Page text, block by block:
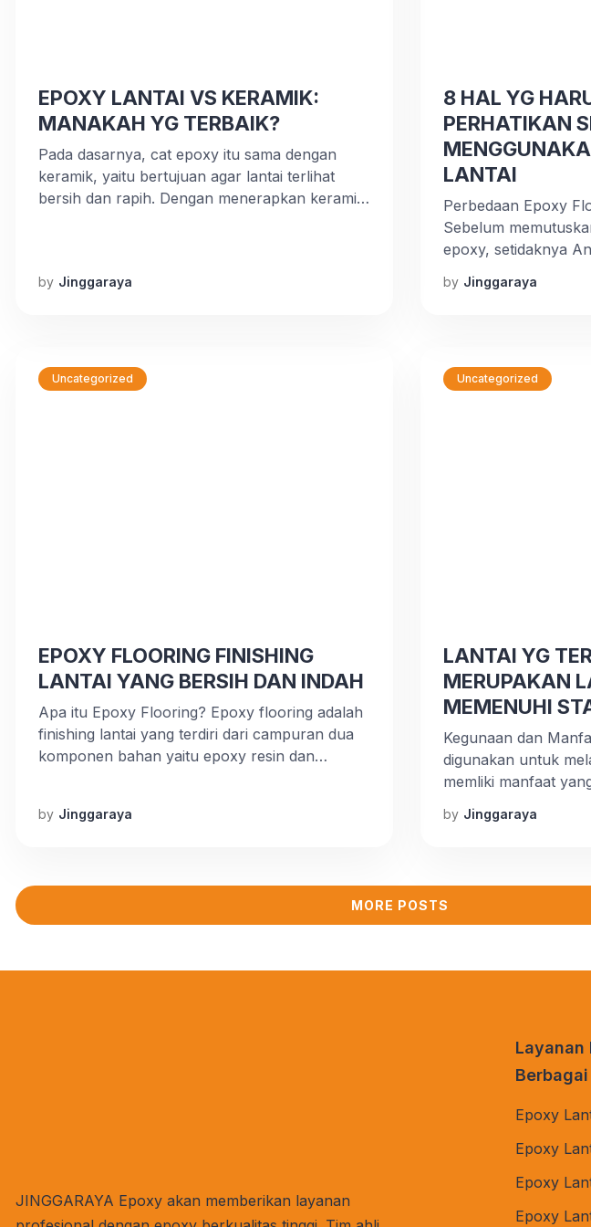
EPOXY LANTAI VS KERAMIK:
MANAKAH YG TERBAIK?
Pada dasarnya, cat epoxy itu sama dengan
keramik, yaitu bertujuan agar lantai terlihat
bersih dan rapih. Dengan menerapkan keramik
epoxy. Jika keramik hanya untuk membuat
by Jinggaraya
8 HAL YG
PERHATIKAN
LANTAI
Perbedaan Epoxy
Sebelum
epoxy, setidaknya
yang menjadi
flooring dan epoxy
maka itu bisa disebut
by Jinggaraya
Uncategorized
EPOXY FLOORING FINISHING
LANTAI YANG BERSIH DAN INDAH
Apa itu Epoxy Flooring? Epoxy flooring adalah
finishing lantai yang terdiri dari campuran dua
komponen bahan yaitu epoxy resin dan
kering akan membentuk lapisan tipis yang
permukaan lantai ruangan yang steril tanpa
by Jinggaraya
Uncategorized
LANTAI YG
MERUPAKAN
MEMENUHI
Kegunaan dan
digunakan untuk
memliki manfaat
adalah menciptakan
higenis karena
kedap terhadap air.
yang menggunakan
by Jinggaraya
MORE POSTS
JINGGARAYA Epoxy akan memberikan layanan
Layanan
Epoxy
Epoxy
Epoxy
Epoxy